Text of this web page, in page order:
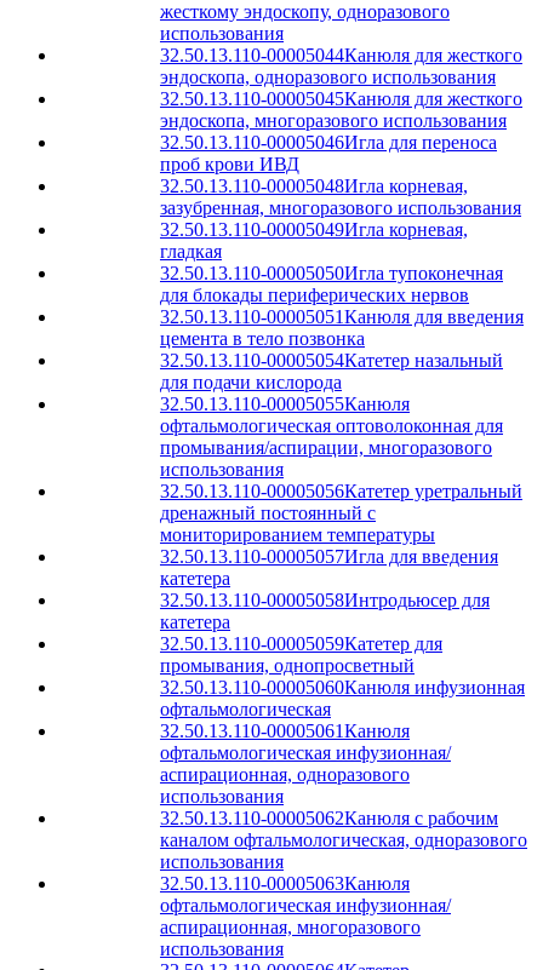
жесткому эндоскопу, одноразового
использования
32.50.13.110-00005044Канюля для жесткого
эндоскопа, одноразового использования
32.50.13.110-00005045Канюля для жесткого
эндоскопа, многоразового использования
32.50.13.110-00005046Игла для переноса
проб крови ИВД
32.50.13.110-00005048Игла корневая,
зазубренная, многоразового использования
32.50.13.110-00005049Игла корневая,
гладкая
32.50.13.110-00005050Игла тупоконечная
для блокады периферических нервов
32.50.13.110-00005051Канюля для введения
цемента в тело позвонка
32.50.13.110-00005054Катетер назальный
для подачи кислорода
32.50.13.110-00005055Канюля
офтальмологическая оптоволоконная для
промывания/аспирации, многоразового
использования
32.50.13.110-00005056Катетер уретральный
дренажный постоянный с
мониторированием температуры
32.50.13.110-00005057Игла для введения
катетера
32.50.13.110-00005058Интродьюсер для
катетера
32.50.13.110-00005059Катетер для
промывания, однопросветный
32.50.13.110-00005060Канюля инфузионная
офтальмологическая
32.50.13.110-00005061Канюля
офтальмологическая инфузионная/
аспирационная, одноразового
использования
32.50.13.110-00005062Канюля с рабочим
каналом офтальмологическая, одноразового
использования
32.50.13.110-00005063Канюля
офтальмологическая инфузионная/
аспирационная, многоразового
использования